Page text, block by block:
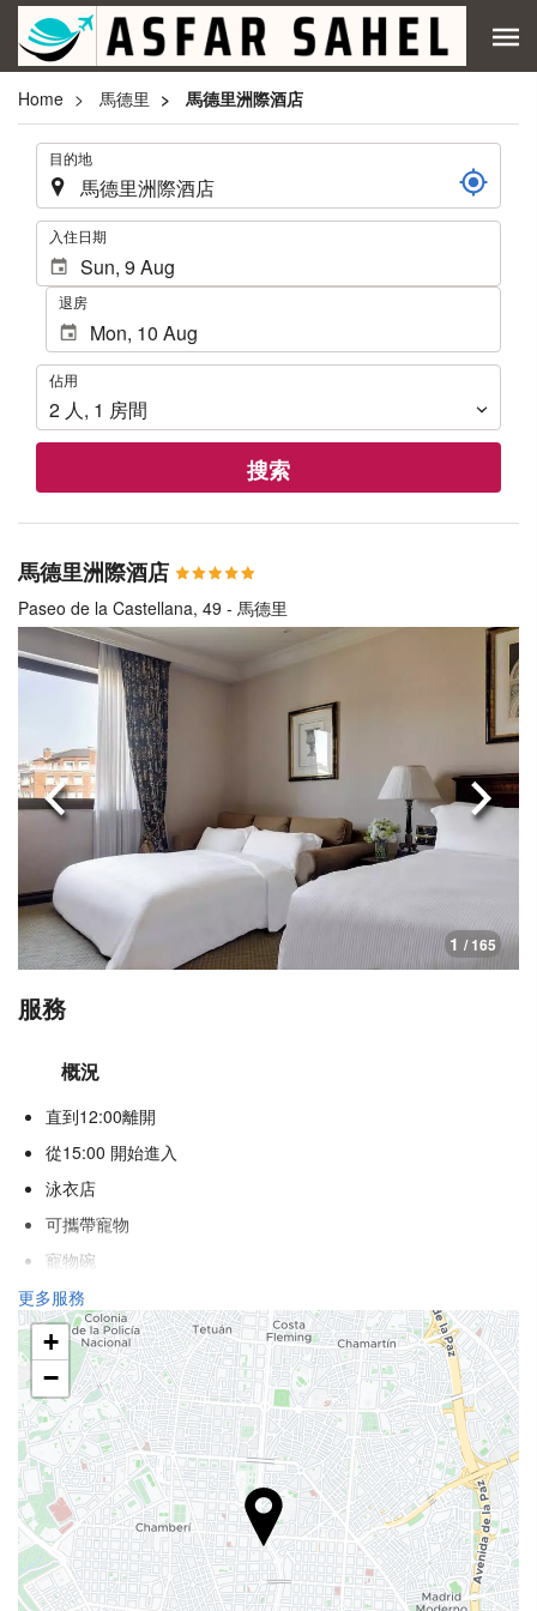
Home 馬德里 馬德里洲際酒店
. 目的地
. 入住日期
退房
佔
用
佔用
2 人, 1 房間
搜索
馬德里洲際酒店
Paseo de la Castellana, 49 - 馬德里
1 / 165
上一頁 下一
服務
概況
直到12:00離開
從15:00 開始進入
泳衣店
可攜帶寵物
寵物碗
冷氣
暖氣
電梯
殘疾人專用入口
不吸煙房
全面禁煙
吸煙區
隔音客房
更多服務
+
−